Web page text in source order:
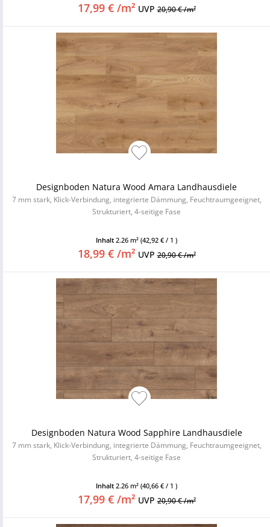
17,99 € /m² UVP20,90 € /m²
Designboden Natura Wood Amara Landhausdiele
7 mm stark, Klick-Verbindung, integrierte Dämmung, Feuchtraumgeeignet,
Strukturiert, 4-seitige Fase
Inhalt 2.26 m² (42,92 € / 1 )
18,99 € /m² UVP20,90 € /m²
Designboden Natura Wood Sapphire Landhausdiele
7 mm stark, Klick-Verbindung, integrierte Dämmung, Feuchtraumgeeignet,
Strukturiert, 4-seitige Fase
Inhalt 2.26 m² (40,66 € / 1 )
17,99 € /m² UVP20,90 € /m²